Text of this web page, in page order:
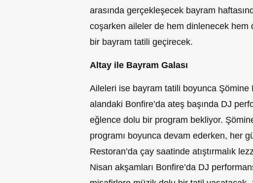
arasında gerçekleşecek bayram
coşarken aileler de hem dinlenecek
bir bayram tatili geçirecek.
Altay ile Bayram Galası
Aileleri ise bayram tatili boyunca Şömine
alandaki Bonfire’da ateş başında DJ
eğlence dolu bir program bekliyor.
programı boyunca devam ederken, her
Restoran’da çay saatinde atıştırmalık
Nisan akşamları Bonfire’da DJ